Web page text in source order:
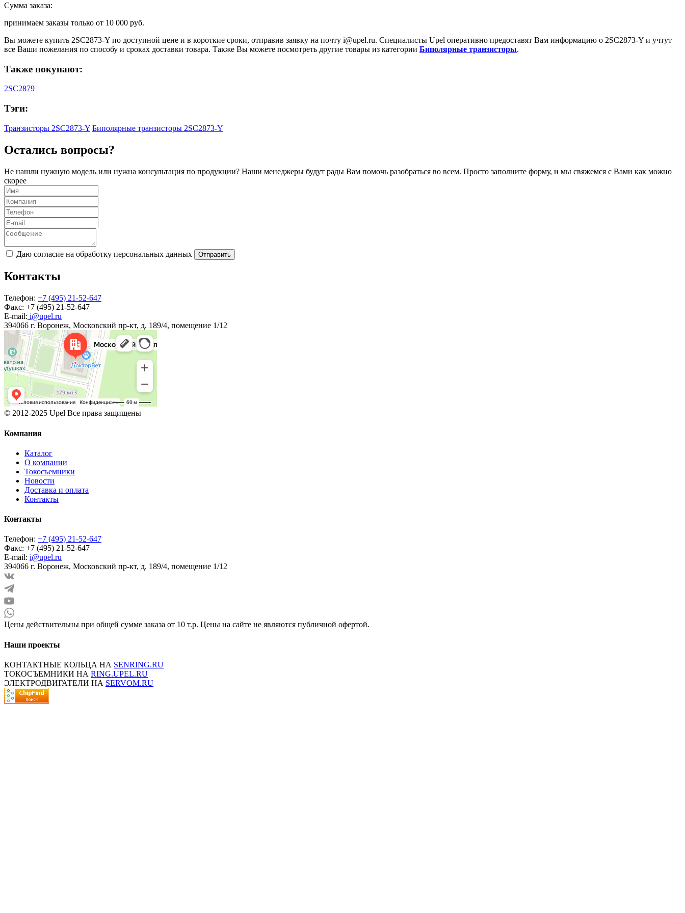
Сумма заказа:
принимаем заказы только от 10 000 руб.
Вы можете купить 2SC2873-Y по доступной цене и в короткие сроки, отправив заявку на почту i@upel.ru. Специалисты Upel оперативно предоставят Вам информацию о 2SC2873-Y и учтут
все Ваши пожелания по способу и сроках доставки товара. Также Вы можете посмотреть другие товары из категории Биполярные транзисторы.
Также покупают:
2SC2879
Тэги:
Транзисторы 2SC2873-Y Биполярные транзисторы 2SC2873-Y
Остались вопросы?
Не нашли нужную модель или нужна консультация по продукции? Наши менеджеры будут рады Вам помочь разобраться во всем. Просто заполните форму, и мы свяжемся с Вами как можно
скорее
Даю согласие на обработку персональных данных Отправить
Контакты
Телефон: +7 (495) 21-52-647
Факс: +7 (495) 21-52-647
E-mail: i@upel.ru
394066 г. Воронеж, Московский пр-кт, д. 189/4, помещение 1/12
© 2012-2025 Upel Все права защищены
Компания
Каталог
О компании
Токосъемники
Новости
Доставка и оплата
Контакты
Контакты
Телефон: +7 (495) 21-52-647
Факс: +7 (495) 21-52-647
E-mail: i@upel.ru
394066 г. Воронеж, Московский пр-кт, д. 189/4, помещение 1/12
Цены действительны при общей сумме заказа от 10 т.р. Цены на сайте не являются публичной офертой.
Наши проекты
КОНТАКТНЫЕ КОЛЬЦА НА SENRING.RU
ТОКОСЪЕМНИКИ НА RING.UPEL.RU
ЭЛЕКТРОДВИГАТЕЛИ НА SERVOM.RU